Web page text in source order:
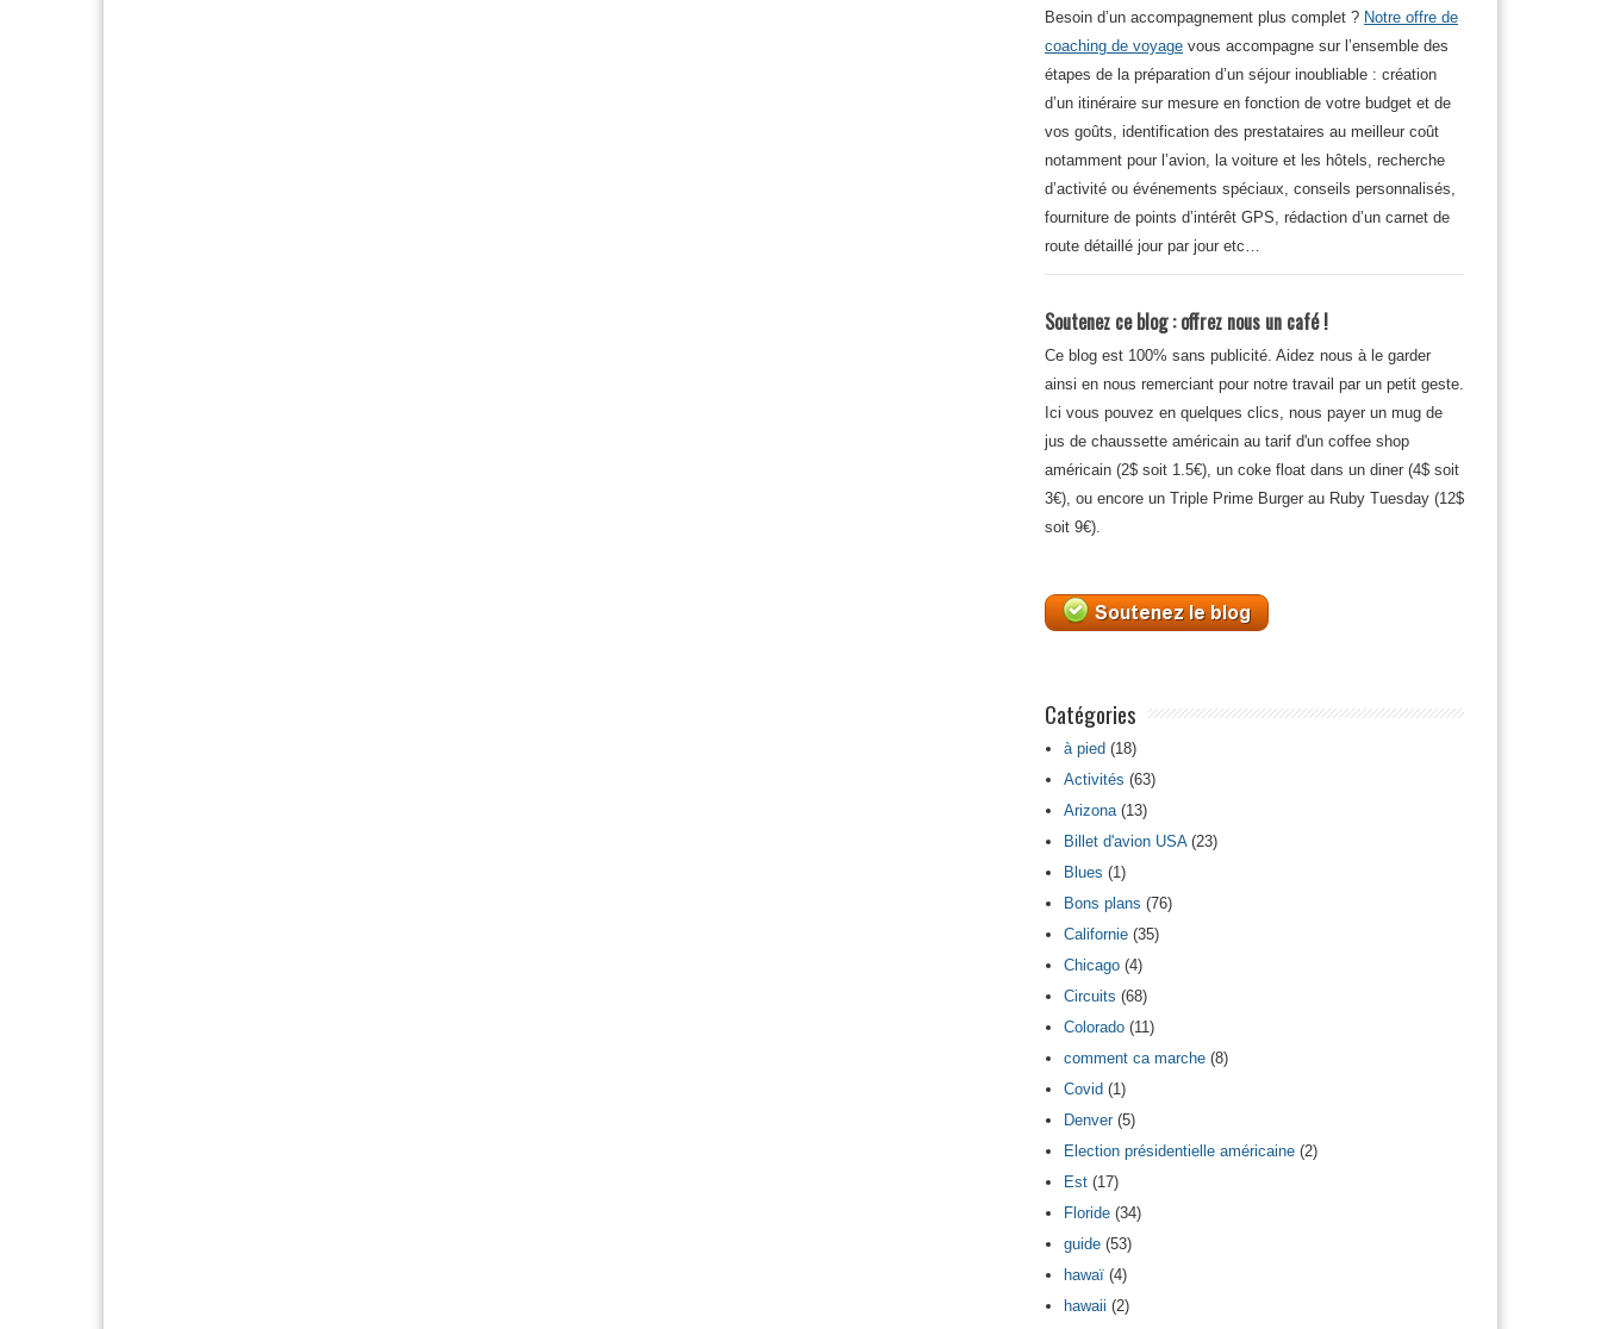
Besoin d’un accompagnement plus complet ? Notre offre de
coaching de voyage vous accompagne sur l’ensemble des
étapes de la préparation d’un séjour inoubliable : création
d’un itinéraire sur mesure en fonction de votre budget et de
vos goûts, identification des prestataires au meilleur coût
notamment pour l’avion, la voiture et les hôtels, recherche
d’activité ou événements spéciaux, conseils personnalisés,
fourniture de points d’intérêt GPS, rédaction d’un carnet de
route détaillé jour par jour etc…
Soutenez ce blog : offrez nous un café !
Ce blog est 100% sans publicité. Aidez nous à le garder
ainsi en nous remerciant pour notre travail par un petit geste.
Ici vous pouvez en quelques clics, nous payer un mug de
jus de chaussette américain au tarif d'un coffee shop
américain (2$ soit 1.5€), un coke float dans un diner (4$ soit
3€), ou encore un Triple Prime Burger au Ruby Tuesday (12$
soit 9€).
Catégories
à pied (18)
Activités (63)
Arizona(13)
Billet d'avion USA(23)
Blues (1)
Bons plans (76)
Californie (35)
Chicago (4)
Circuits (68)
Colorado (11)
comment ca marche (8)
Covid (1)
Denver(5)
Election présidentielle américaine (2)
Est (17)
Floride (34)
guide (53)
hawaï (4)
hawaii (2)